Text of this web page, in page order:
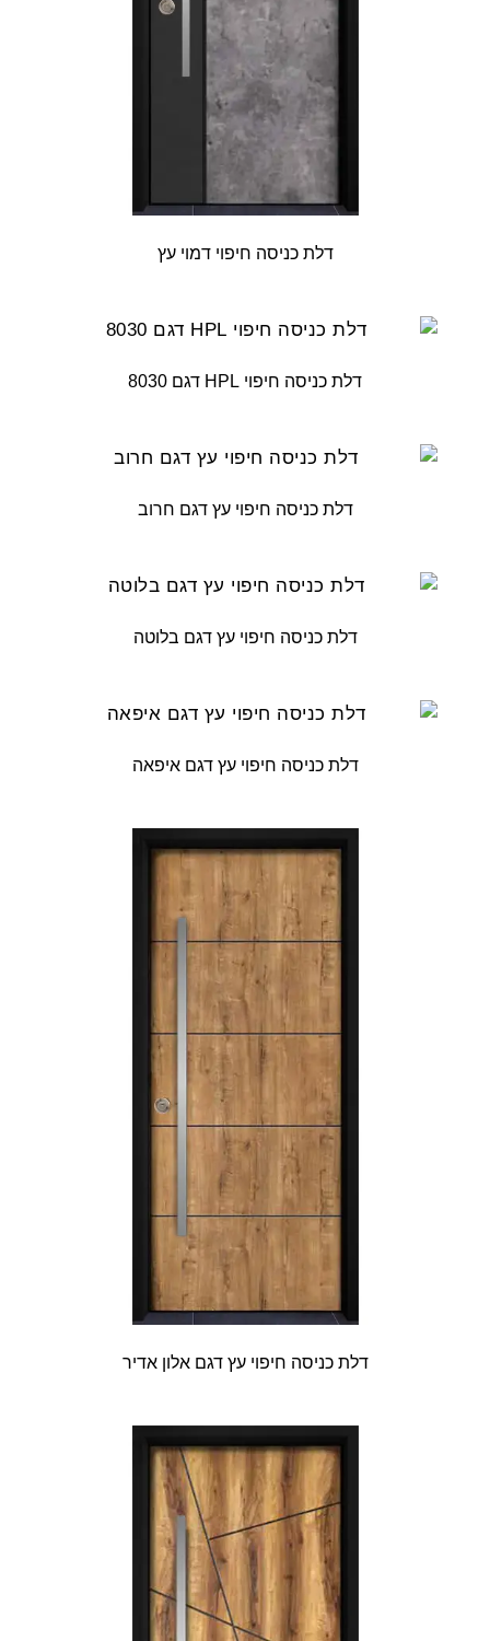
דלת כניסה חיפוי דמוי עץ
דלת כניסה חיפוי HPL דגם 8030
דלת כניסה חיפוי עץ דגם חרוב
דלת כניסה חיפוי עץ דגם בלוטה
דלת כניסה חיפוי עץ דגם איפאה
דלת כניסה חיפוי עץ דגם אלון אדיר